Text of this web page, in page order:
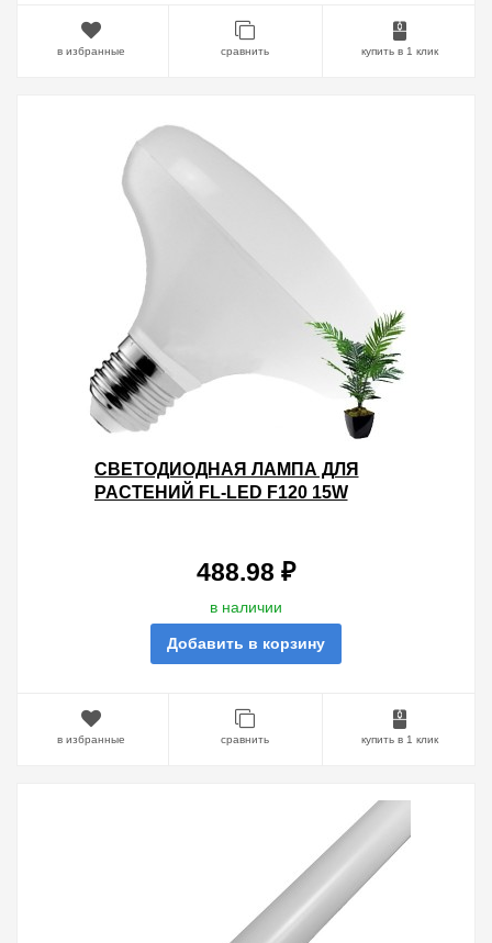
в избранные сравнить купить в 1 клик
СВЕТОДИОДНАЯ ЛАМПА ДЛЯ
РАСТЕНИЙ FL-LED F120 15W
488.98 ₽
в наличии
Добавить в корзину
в избранные сравнить купить в 1 клик